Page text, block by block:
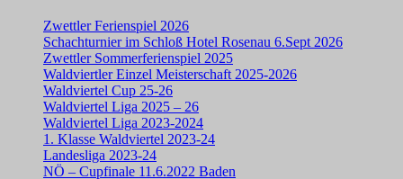
Zwettler Ferienspiel 2026
Schachturnier im Schloß Hotel Rosenau 6.Sept 2026
Zwettler Sommerferienspiel 2025
Waldviertler Einzel Meisterschaft 2025-2026
Waldviertel Cup 25-26
Waldviertel Liga 2025 – 26
Waldviertel Liga 2023-2024
1. Klasse Waldviertel 2023-24
Landesliga 2023-24
NÖ – Cupfinale 11.6.2022 Baden